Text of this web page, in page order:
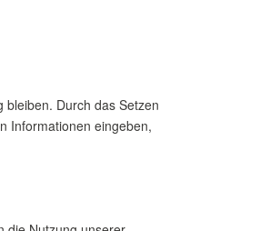
Durch das Setzen
Informationen eingeben,